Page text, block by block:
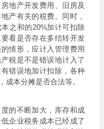
地产开发费用、旧房及
产有关的税费。同时，
之和的20%加计可扣除
看是否存在多结转开发
情形，应计入管理费用
税是不是错误地计入了
错误地加计扣除，各种
成本分摊是否合法等。
的不断加大，库存和成
企业税务成本已经成了